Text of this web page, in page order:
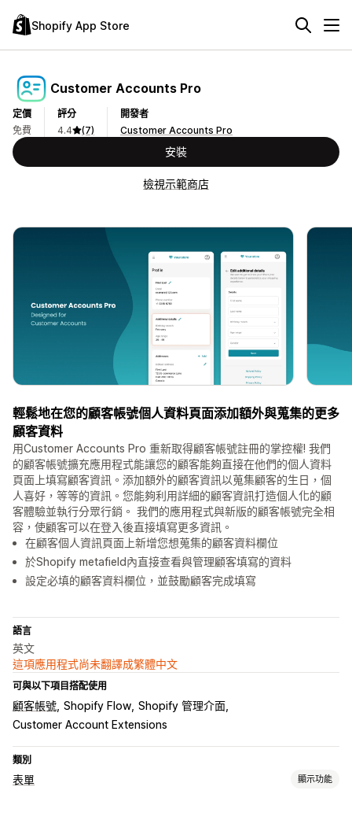
Shopify App Store
Customer Accounts Pro
定價
免費
評分
4.4
(7)
開發者
Customer Accounts Pro
安裝
檢視示範商店
輕鬆地在您的顧客帳號個人資料頁面添加額外與蒐集的更多
顧客資料
用Customer Accounts Pro 重新取得顧客帳號註冊的掌控權! 我們
的顧客帳號擴充應用程式能讓您的顧客能夠直接在他們的個人資料
頁面上填寫顧客資訊。添加額外的顧客資訊以蒐集顧客的生日，個
人喜好，等等的資訊。您能夠利用詳細的顧客資訊打造個人化的顧
客體驗並執行分眾行銷。 我們的應用程式與新版的顧客帳號完全相
容，使顧客可以在登入後直接填寫更多資訊。
在顧客個人資訊頁面上新增您想蒐集的顧客資料欄位
於Shopify metafield內直接查看與管理顧客填寫的資料
設定必填的顧客資料欄位，並鼓勵顧客完成填寫
語言
英文
這項應用程式尚未翻譯成繁體中文
可與以下項目搭配使用
顧客帳號 Shopify Flow Shopify 管理介面
Customer Account Extensions
類別
表單 顯示功能